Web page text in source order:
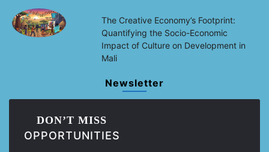
The Creative Economy’s Footprint:
Quantifying the Socio-Economic
Impact of Culture on Development in
Mali
Newsletter
DON’T MISS
OPPORTUNITIES